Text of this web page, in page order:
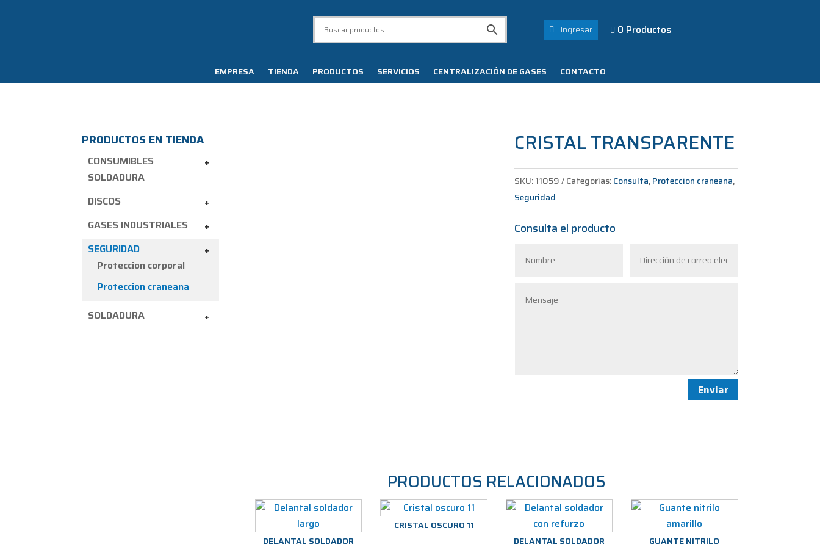
Ingresar  0 Productos
EMPRESA TIENDA PRODUCTOS SERVICIOS CENTRALIZACIÓN DE GASES CONTACTO
PRODUCTOS EN TIENDA
+
CONSUMIBLES
SOLDADURA
+
DISCOS
+
GASES INDUSTRIALES
+
SEGURIDAD
Proteccion corporal
Proteccion craneana
+
SOLDADURA
CRISTAL TRANSPARENTE
SKU:11059 Categorías:Consulta,Proteccion craneana,
Seguridad
Consulta el producto
Enviar
PRODUCTOS RELACIONADOS
DELANTAL SOLDADOR
CRISTAL OSCURO 11
DELANTAL SOLDADOR
GUANTE NITRILO